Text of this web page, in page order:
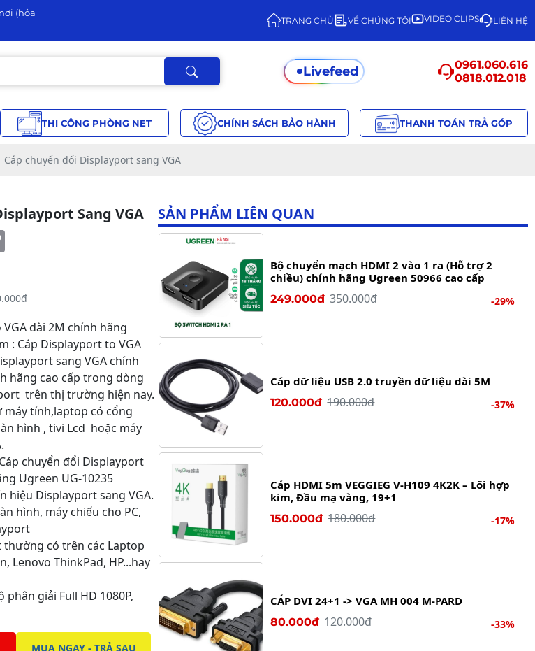
(hỏa
TRANG CHỦ VỀ CHÚNG TÔI VIDEO CLIPS LIÊN HỆ
Livefeed
0961.060.616
0818.012.018
THI CÔNG PHÒNG NET CHÍNH SÁCH BẢO HÀNH THANH TOÁN TRẢ GÓP
Cáp chuyển đổi Displayport sang VGA
Sang VGA
dài 2M chính hãng
: Cáp Displayport to VGA
sang VGA chính
hãng cao cấp trong dòng
trên thị trường hiện nay.
tính,laptop có cổng
hình , tivi Lcd hoặc máy
chuyển đổi Displayport
Ugreen UG-10235
hiệu Displayport sang VGA.
hình, máy chiếu cho PC,
thường có trên các Laptop
Lenovo ThinkPad, HP...hay
phân giải Full HD 1080P,
MUA NGAY - TRẢ SAU
SẢN PHẨM LIÊN QUAN
Bộ chuyển mạch HDMI 2 vào 1 ra (Hỗ trợ 2
chiều) chính hãng Ugreen 50966 cao cấp
249.000đ 350.000đ -29%
Cáp dữ liệu USB 2.0 truyền dữ liệu dài 5M
120.000đ 190.000đ -37%
Cáp HDMI 5m VEGGIEG V-H109 4K2K – Lõi hợp
kim, Đầu mạ vàng, 19+1
150.000đ 180.000đ -17%
CÁP DVI 24+1 -> VGA MH 004 M-PARD
80.000đ 120.000đ -33%